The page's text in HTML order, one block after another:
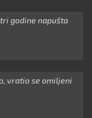
godine napušta
vratio se omiljeni